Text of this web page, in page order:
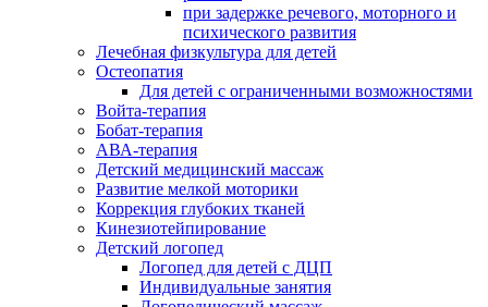
при задержке речевого, моторного и
психического развития
Лечебная физкультура для детей
Остеопатия
Для детей с ограниченными возможностями
Войта-терапия
Бобат-терапия
АВА-терапия
Детский медицинский массаж
Развитие мелкой моторики
Коррекция глубоких тканей
Кинезиотейпирование
Детский логопед
Логопед для детей с ДЦП
Индивидуальные занятия